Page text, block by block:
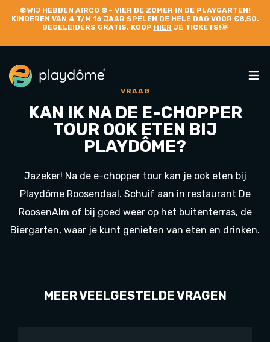
❄️WIJ HEBBEN AIRCO ❄️ – VIER DE ZOMER IN DE PLAYGARTEN!
KINDEREN VAN 4 T/M 16 JAAR SPELEN DE HELE DAG VOOR €8,50.
BEGELEIDERS GRATIS. KOOP HIERJE TICKETS!🌞
VRAAG
KAN IK NA DE E-CHOPPER
TOUR OOK ETEN BIJ
PLAYDÔME?
Jazeker! Na de e-chopper tour kan je ook eten bij
Playdôme Roosendaal. Schuif aan in restaurant De
RoosenAlm of bij goed weer op het buitenterras, de
Biergarten, waar je kunt genieten van eten en drinken.
MEER VEELGESTELDE VRAGEN